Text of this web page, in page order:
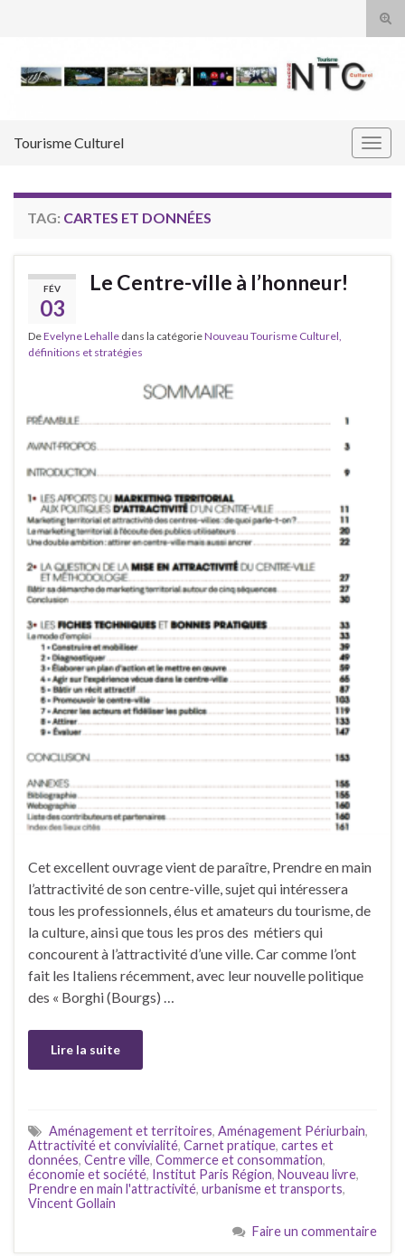
Tourisme Culturel
TAG: CARTES ET DONNÉES
FÉV
03
Le Centre-ville à l’honneur!
DeEvelyne Lehalle dans la catégorieNouveau Tourisme Culturel,
définitions et stratégies
Cet excellent ouvrage vient de paraître, Prendre en main
l’attractivité de son centre-ville, sujet qui intéressera
tous les professionnels, élus et amateurs du tourisme, de
la culture, ainsi que tous les pros des métiers qui
concourent à l’attractivité d’une ville. Car comme l’ont
fait les Italiens récemment, avec leur nouvelle politique
des « Borghi (Bourgs) …
Lire la suite
Aménagement et territoires, Aménagement Périurbain,
Attractivité et convivialité, Carnet pratique, cartes et
données, Centre ville, Commerce et consommation,
économie et société, Institut Paris Région, Nouveau livre,
Prendre en main l'attractivité, urbanisme et transports,
Vincent Gollain
Faire un commentaire